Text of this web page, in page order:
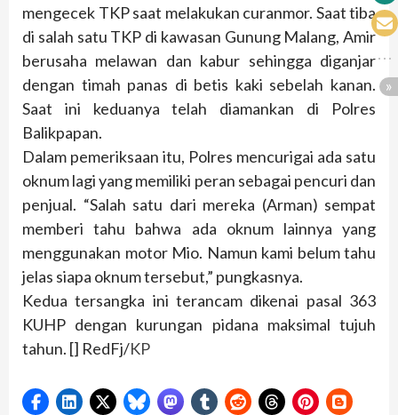
mengecek TKP saat melakukan curanmor. Saat tiba
di salah satu TKP di kawasan Gunung Malang, Amir
berusaha melawan dan kabur sehingga diganjar
dengan timah panas di betis kaki sebelah kanan.
Saat ini keduanya telah diamankan di Polres
Balikpapan.
Dalam pemeriksaan itu, Polres mencurigai ada satu
oknum lagi yang memiliki peran sebagai pencuri dan
penjual. “Salah satu dari mereka (Arman) sempat
memberi tahu bahwa ada oknum lainnya yang
menggunakan motor Mio. Namun kami belum tahu
jelas siapa oknum tersebut,” pungkasnya.
Kedua tersangka ini terancam dikenai pasal 363
KUHP dengan kurungan pidana maksimal tujuh
tahun. [] RedFj/KP